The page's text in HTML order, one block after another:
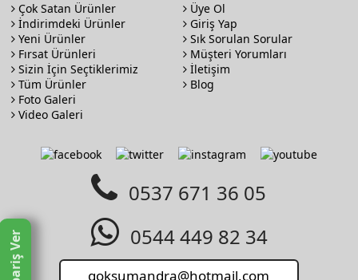
Sipariş Ver
Çok Satan Ürünler
İndirimdeki Ürünler
Yeni Ürünler
Fırsat Ürünleri
Sizin İçin Seçtiklerimiz
Tüm Ürünler
Foto Galeri
Video Galeri
Üye Ol
Giriş Yap
Sık Sorulan Sorular
Müşteri Yorumları
İletişim
Blog
0537 671 36 05
0544 449 82 34